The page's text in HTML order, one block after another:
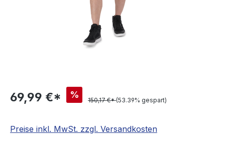
69,99 €* %
150,17 €*(53.39% gespart)
Preise inkl. MwSt. zzgl. Versandkosten